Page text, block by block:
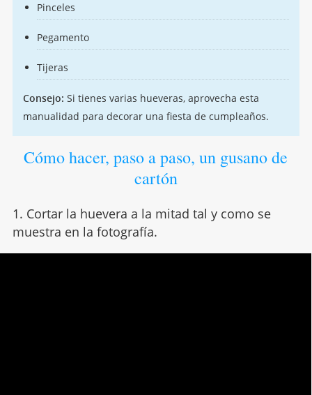
Pinceles
Pegamento
Tijeras
Consejo: Si tienes varias hueveras, aprovecha esta
manualidad para decorar una fiesta de cumpleaños.
Cómo hacer, paso a paso, un gusano de
cartón
1. Cortar la huevera a la mitad tal y como se
muestra en la fotografía.